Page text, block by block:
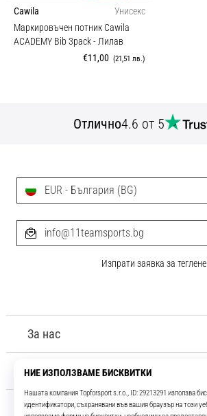
Cawila
Унисекс
Маркировъчен потник Cawila
ACADEMY Bib 3pack- Лилав
€11,00 (21,51 лв.)
Отлично4.6 от 5
За нас
Обслужване на клиенти
EUR - България (BG)
info@11teamsports.bg
Изпрати заявка за теглене